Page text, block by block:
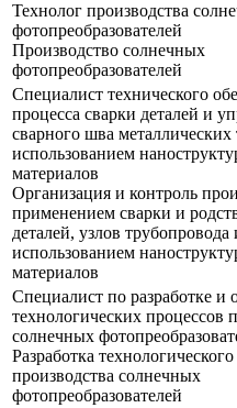
Технолог производства
фотопреобразователей
Производство солнечных
фотопреобразователей
Специалист технического
процесса сварки деталей и
сварного шва металлических
использованием
материалов
Организация и контроль
применением сварки и
деталей, узлов трубопровода
использованием
материалов
Специалист по разработке и
технологических процессов
солнечных
Разработка
производства солнечных
фотопреобразователей